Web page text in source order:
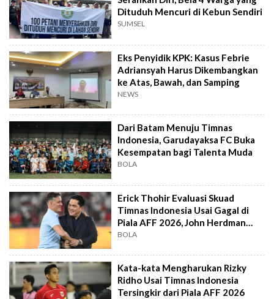
Dituduh Mencuri di Kebun Sendiri
SUMSEL
Eks Penyidik KPK: Kasus Febrie
Adriansyah Harus Dikembangkan
ke Atas, Bawah, dan Samping
NEWS
Dari Batam Menuju Timnas
Indonesia, Garudayaksa FC Buka
Kesempatan bagi Talenta Muda
BOLA
Erick Thohir Evaluasi Skuad
Timnas Indonesia Usai Gagal di
Piala AFF 2026, John Herdman
Out?
BOLA
Kata-kata Mengharukan Rizky
Ridho Usai Timnas Indonesia
Tersingkir dari Piala AFF 2026